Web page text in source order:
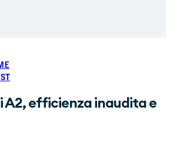
A2, efficienza inaudita e